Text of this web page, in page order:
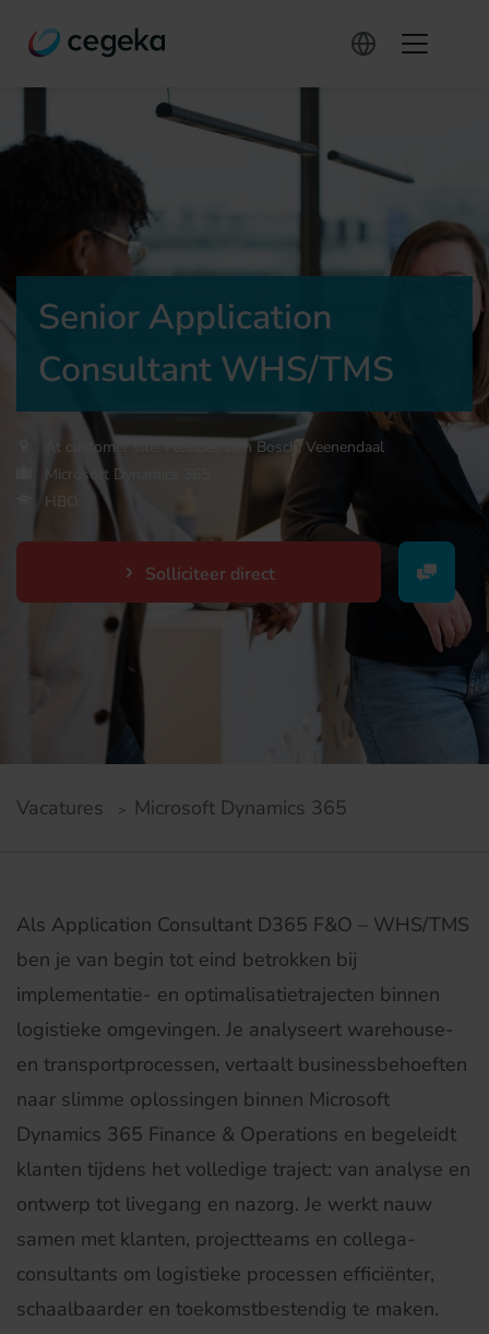
Senior Application
Consultant WHS/TMS
At customer site, Flexible, Den Bosch, Veenendaal
Microsoft Dynamics 365
HBO
Solliciteer direct
Vacatures Microsoft Dynamics 365
Als Application Consultant D365 F&O – WHS/TMS
ben je van begin tot eind betrokken bij
implementatie- en optimalisatietrajecten binnen
logistieke omgevingen. Je analyseert warehouse-
en transportprocessen, vertaalt businessbehoeften
naar slimme oplossingen binnen Microsoft
Dynamics 365 Finance & Operations en begeleidt
klanten tijdens het volledige traject: van analyse en
ontwerp tot livegang en nazorg. Je werkt nauw
samen met klanten, projectteams en collega-
consultants om logistieke processen efficiënter,
schaalbaarder en toekomstbestendig te maken.